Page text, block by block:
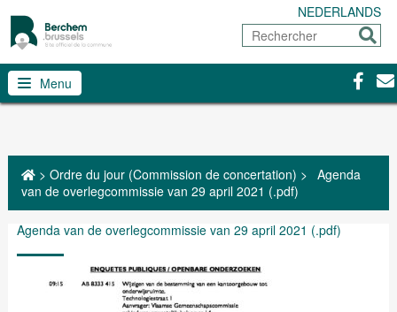
NEDERLANDS
Rechercher
Menu
> Ordre du jour (Commission de concertation) > Agenda
van de overlegcommissie van 29 april 2021 (.pdf)
Agenda van de overlegcommissie van 29 april 2021 (.pdf)